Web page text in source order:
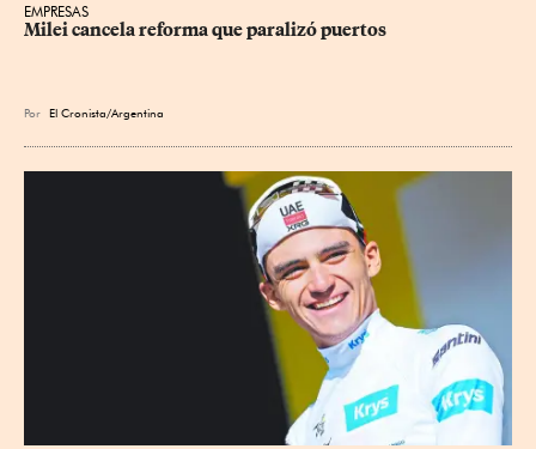
EMPRESAS
Milei cancela reforma que paralizó puertos
Por El Cronista/Argentina